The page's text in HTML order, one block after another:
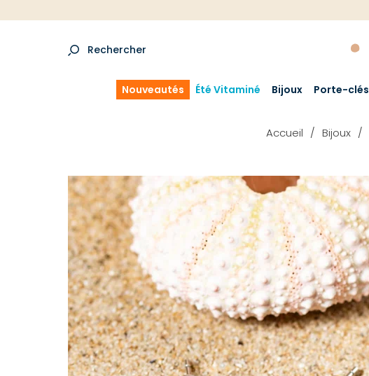
Rechercher
Nouveautés Été Vitaminé Bijoux Porte-clés
Accueil Bijoux